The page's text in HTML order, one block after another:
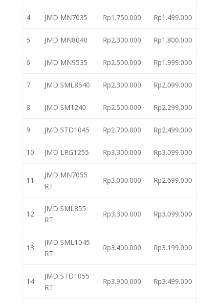
4 JMD MN7035 Rp1.750.000 Rp1.499.000
5 JMD MN8040 Rp2.300.000 Rp1.800.000
6 JMD MN9535 Rp2.500.000 Rp1.999.000
7 JMD SML8540 Rp2.300.000 Rp2.099.000
8 JMD SM1240 Rp2.500.000 Rp2.299.000
9 JMD STD1045 Rp2.700.000 Rp2.499.000
10 JMD LRG1255 Rp3.300.000 Rp3.099.000
11
JMD MN7055
RT
Rp3.000.000 Rp2.699.000
12
JMD SML855
RT
Rp3.300.000 Rp3.099.000
13
JMD SML1045
RT
Rp3.400.000 Rp3.199.000
14
JMD STD1055
RT
Rp3.900.000 Rp3.499.000